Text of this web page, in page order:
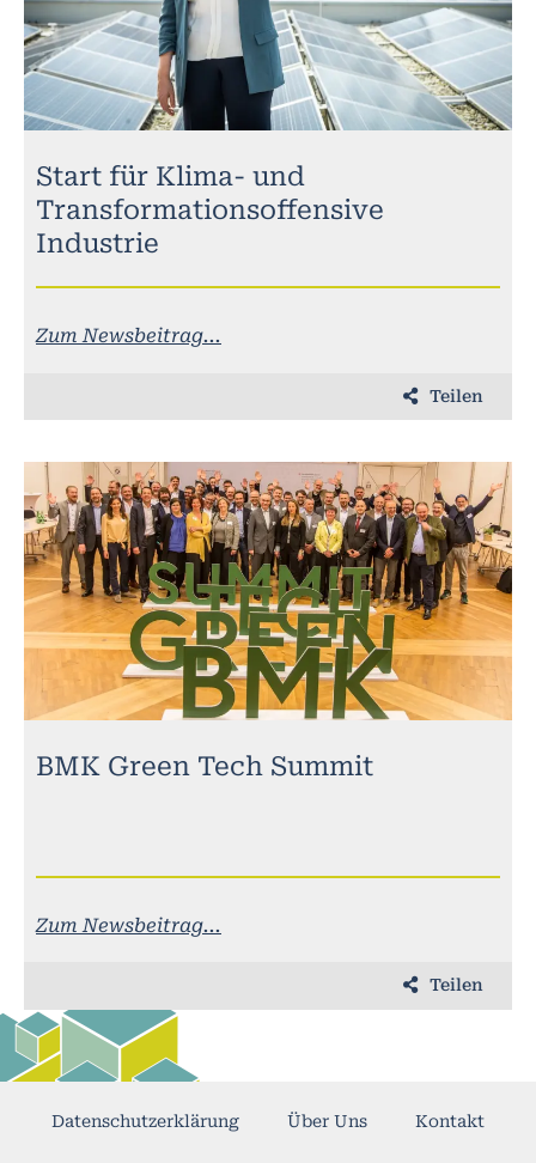
Start für Klima- und
Transformationsoffensive
Industrie
Zum Newsbeitrag...
Teilen
BMK Green Tech Summit
Zum Newsbeitrag...
Teilen
Datenschutzerklärung Über Uns Kontakt